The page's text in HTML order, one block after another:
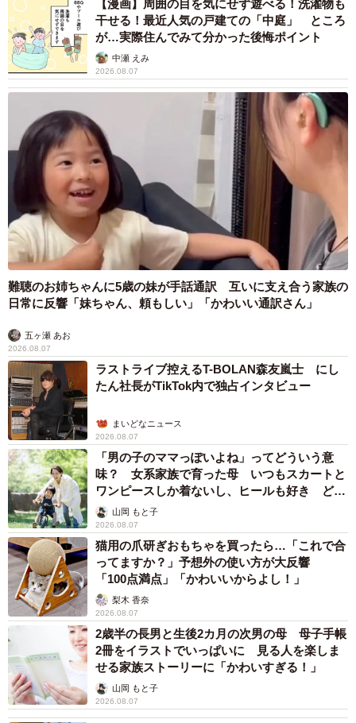
【漫画】周囲の目を気にせず遊べる！洗濯物も
干せる！最近人気の戸建ての「中庭」 ところ
が…実際住んでみて分かった後悔ポイント
中瀬 えみ
2026.08.07
難聴のお姉ちゃんに5歳の妹が手話通訳 互いに支え合う家族の
日常に反響「妹ちゃん、頼もしい」「かわいい通訳さん」
五ヶ瀬 あお
2026.08.07
ラストライブ控えるT-BOLAN森友嵐士 にし
たん社長がTikTok内で独占インタビュー
まいどなニュース
2026.08.07
「男の子のママっぽいよね」ってどういう意
味？ 女系家族で育った母 いつもスカートと
ワンピースしか着ないし、ヒールも好き どの
へんが…
山岡 もと子
2026.08.07
猫用の爪研ぎおもちゃを買ったら…「これで合
ってますか？」予想外の使い方が大反響
「100点満点」「かわいいからよし！」
梨木 香奈
2026.08.07
2歳半の長男と生後2カ月の次男の母 母子手帳
2冊をイラストでいっぱいに 見る人を楽しま
せる家族ストーリーに「かわいすぎる！」
山岡 もと子
2026.08.07